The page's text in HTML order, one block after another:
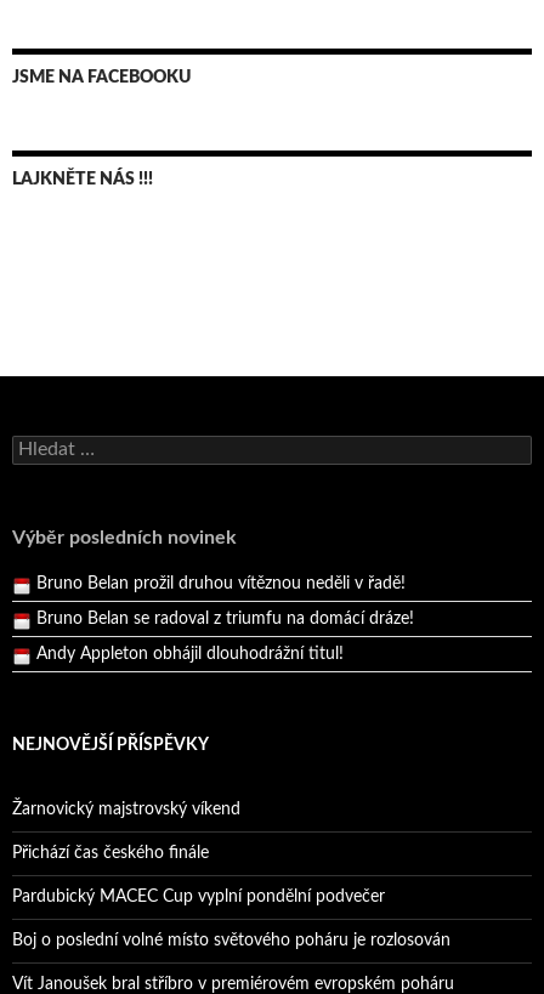
JSME NA FACEBOOKU
LAJKNĚTE NÁS !!!
Vyhledávání
Výběr posledních novinek
Andy Appleton obhájil dlouhodrážní titul!
Pražský přebor neskrblil překvapeními!
Bruno Belan se radoval z triumfu na domácí dráze!
Andy Appleton obhájil dlouhodrážní titul!
Reprezentační dvojice brala český titul!
NEJNOVĚJŠÍ PŘÍSPĚVKY
Žarnovický majstrovský víkend
Přichází čas českého finále
Pardubický MACEC Cup vyplní pondělní podvečer
Boj o poslední volné místo světového poháru je rozlosován
Vít Janoušek bral stříbro v premiérovém evropském poháru